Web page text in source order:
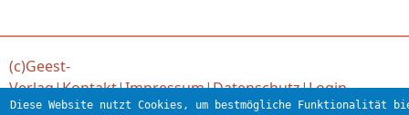
(c)Geest-
Verlag|Kontakt|Impressum|Datenschutz|Login
Diese Website nutzt Cookies, um bestmögliche Funktionalität